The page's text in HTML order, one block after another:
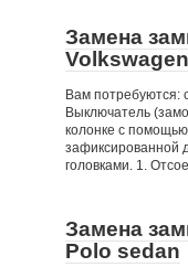
Замена
Вам потребуются:
Выключатель
колонке с
зафиксированной
головками. 1.
Замена
Polo sedan